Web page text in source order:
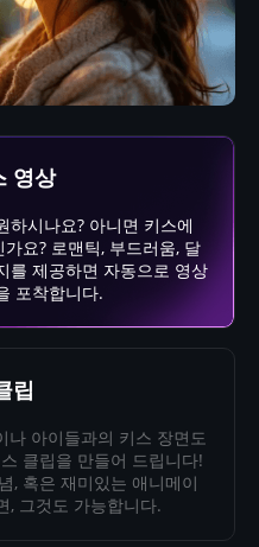
영상
하시나요? 아니면 키스에
요? 로맨틱, 부드러움, 달
를 제공하면 자동으로 영상
포착합니다.
립
나 아이들과의 키스 장면도
클립을 만들어 드립니다!
, 혹은 재미있는 애니메이
, 그것도 가능합니다.